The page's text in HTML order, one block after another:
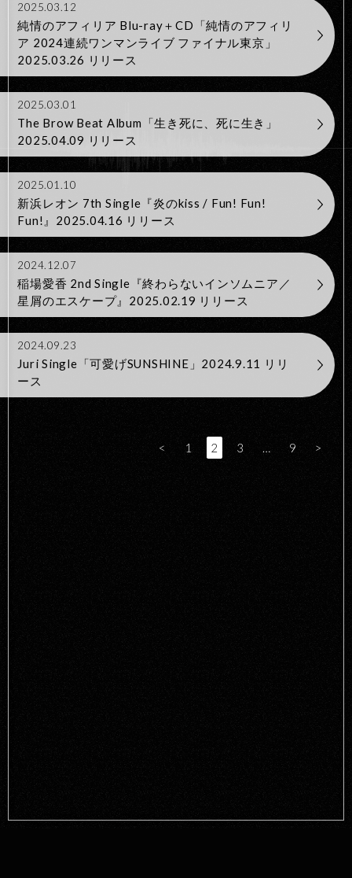
2025.03.12
純情のアフィリア Blu-ray＋CD「純情のアフィリ
ア 2024連続ワンマンライブ ファイナル東京」
2025.03.26 リリース
2025.03.01
The Brow Beat Album「生き死に、死に生き」
2025.04.09 リリース
2025.01.10
新浜レオン 7th Single『炎のkiss / Fun! Fun!
Fun!』2025.04.16 リリース
2024.12.07
稲場愛香 2nd Single『終わらないインソムニア／
星屑のエスケープ』2025.02.19 リリース
2024.09.23
Juri Single「可愛げSUNSHINE」2024.9.11 リリ
ース
< 1 2 3 … 9 >